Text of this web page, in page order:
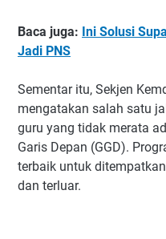
Baca juga: Ini Solusi
Jadi PNS
Sementar itu, Sekjen
mengatakan salah satu
guru yang tidak merata
Garis Depan (GGD).
terbaik untuk
dan terluar.